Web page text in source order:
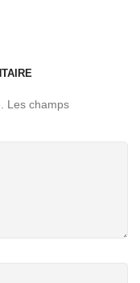
Les champs